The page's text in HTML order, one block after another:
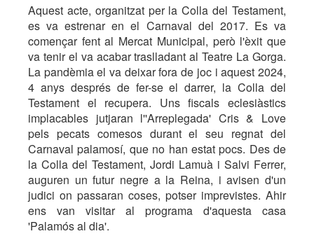
Aquest acte, organitzat per la Colla del Testament,
es va estrenar en el Carnaval del 2017. Es va
començar fent al Mercat Municipal, però l'èxit que
va tenir el va acabar traslladant al Teatre La Gorga.
La pandèmia el va deixar fora de joc i aquest 2024,
4 anys després de fer-se el darrer, la Colla del
Testament el recupera. Uns fiscals eclesiàstics
implacables jutjaran l''Arreplegada' Cris & Love
pels pecats comesos durant el seu regnat del
Carnaval palamosí, que no han estat pocs. Des de
la Colla del Testament, Jordi Lamuà i Salvi Ferrer,
auguren un futur negre a la Reina, i avisen d'un
judici on passaran coses, potser imprevistes. Ahir
ens van visitar al programa d'aquesta casa
'Palamós al dia'.